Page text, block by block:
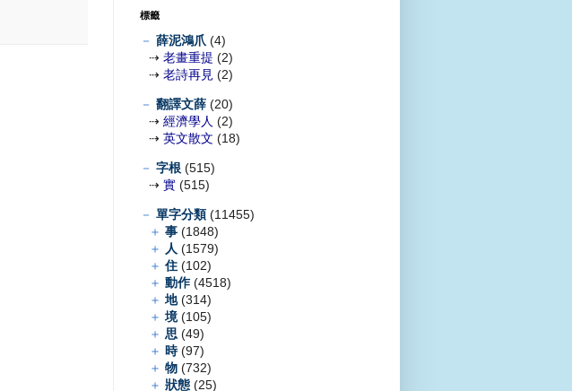
標籤
－ 薛泥鴻爪 (4)
⇢ 老畫重提 (2)
⇢ 老詩再見 (2)
－ 翻譯文薛 (20)
⇢ 經濟學人 (2)
⇢ 英文散文 (18)
－ 字根 (515)
⇢ 實 (515)
－ 單字分類 (11455)
＋ 事 (1848)
＋
人 (1579)
＋ 住 (102)
＋ 動作 (4518)
＋ 地 (314)
＋ 境 (105)
＋ 思 (49)
＋ 時 (97)
＋ 物 (732)
＋ 狀態 (25)